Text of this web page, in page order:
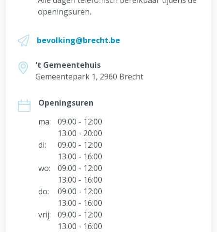
openingsuren.
bevolking@brecht.be
't Gemeentehuis
Gemeentepark 1, 2960 Brecht
Openingsuren
ma:
09:00 - 12:00
13:00 - 20:00
di:
09:00 - 12:00
13:00 - 16:00
wo:
09:00 - 12:00
13:00 - 16:00
do:
09:00 - 12:00
13:00 - 16:00
vrij:
09:00 - 12:00
13:00 - 16:00